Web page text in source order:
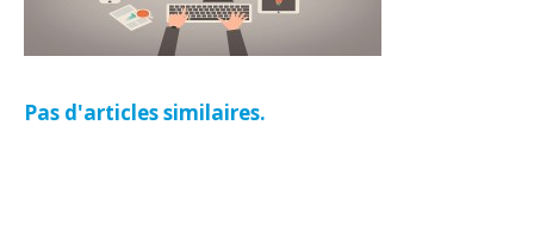
Pas d'articles similaires.